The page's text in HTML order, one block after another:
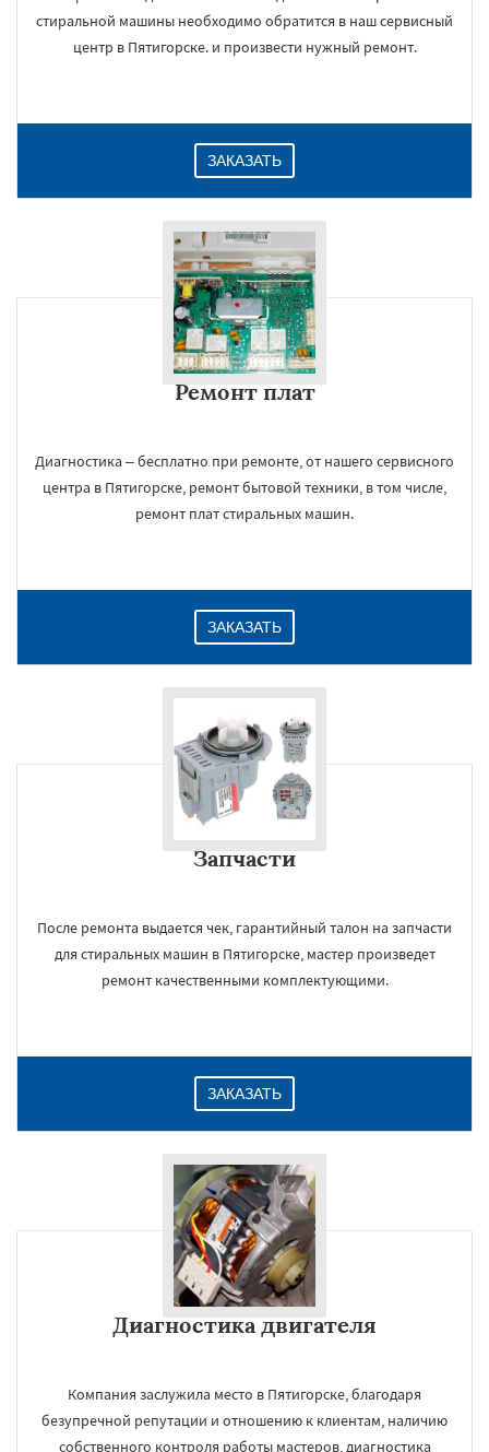
стиральной машины необходимо обратится в наш сервисный
центр в Пятигорске. и произвести нужный ремонт.
ЗАКАЗАТЬ
Ремонт плат
Диагностика – бесплатно при ремонте, от нашего сервисного
центра в Пятигорске, ремонт бытовой техники, в том числе,
ремонт плат стиральных машин.
ЗАКАЗАТЬ
Запчасти
После ремонта выдается чек, гарантийный талон на запчасти
для стиральных машин в Пятигорске, мастер произведет
ремонт качественными комплектующими.
ЗАКАЗАТЬ
Диагностика двигателя
Компания заслужила место в Пятигорске, благодаря
безупречной репутации и отношению к клиентам, наличию
собственного контроля работы мастеров, диагностика